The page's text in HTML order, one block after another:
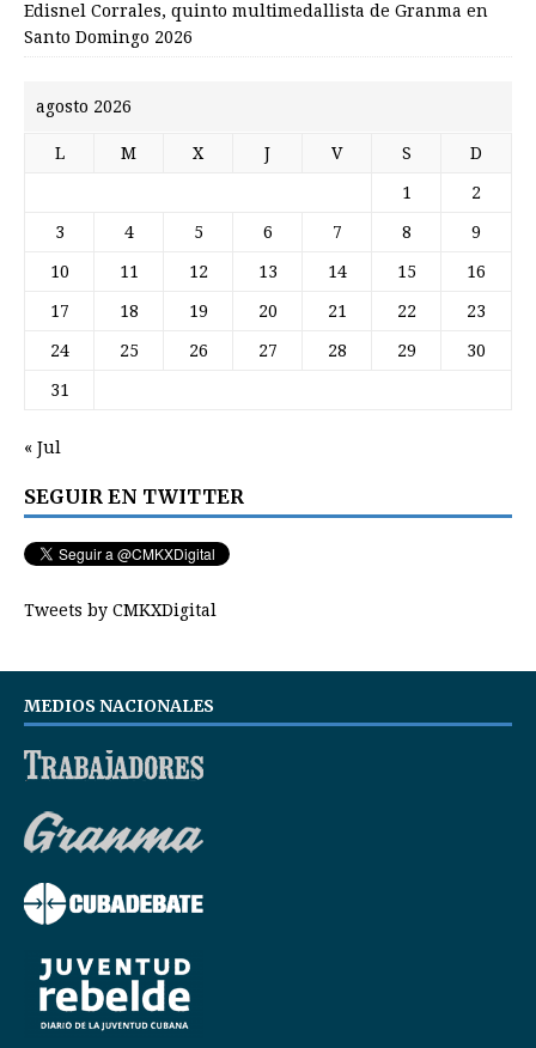
Edisnel Corrales, quinto multimedallista de Granma en
Santo Domingo 2026
agosto 2026
L M X J V S D
1 2
3 4 5 6 7 8 9
10 11 12 13 14 15 16
17 18 19 20 21 22 23
24 25 26 27 28 29 30
31
« Jul
SEGUIR EN TWITTER
Tweets by CMKXDigital
MEDIOS NACIONALES